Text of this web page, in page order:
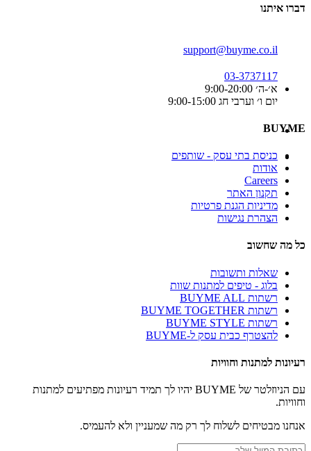
דברו איתנו
support@buyme.co.il
03-3737117
א׳-ה׳ 9:00-20:00
יום ו׳ וערבי חג 9:00-15:00
BUYME
כניסת בתי עסק - שותפים
אודות
Careers
תקנון האתר
מדיניות הגנת פרטיות
הצהרת נגישות
כל מה שחשוב
שאלות ותשובות
בלוג - טיפים למתנות שוות
רשתות BUYME ALL
רשתות BUYME TOGETHER
רשתות BUYME STYLE
להצטרף כבית עסק ל-BUYME
רעיונות למתנות וחוויות
עם הניוזלטר של BUYME יהיו לך תמיד רעיונות מפתיעים למתנות
וחוויות.
אנחנו מבטיחים לשלוח לך רק מה שמעניין ולא להעמיס.